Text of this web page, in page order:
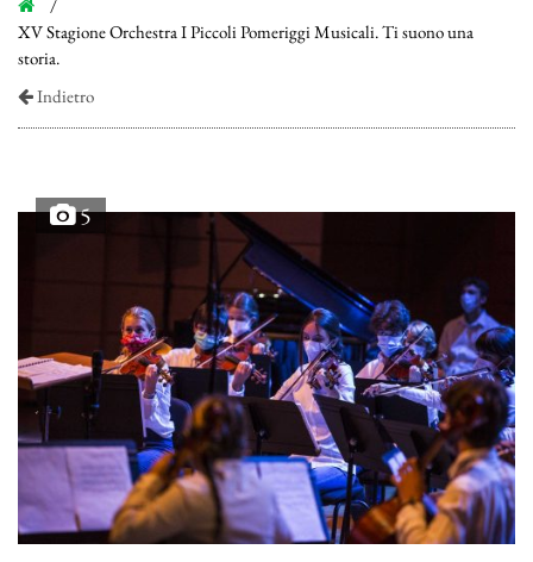
XV Stagione Orchestra I Piccoli Pomeriggi Musicali. Ti suono una
storia.
Indietro
5